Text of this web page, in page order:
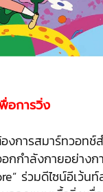
อการวิ่ง
งการสมาร์ทวอทช์
กำลังกายอย่างก
ร่วมดีไซน์อีเว้นท์